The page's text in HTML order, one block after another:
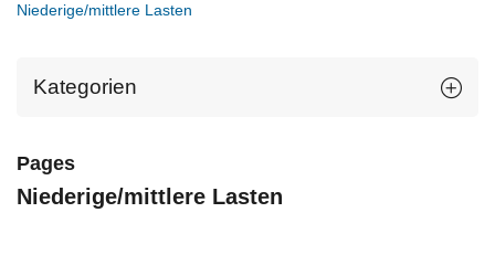
Niederige/mittlere Lasten
Kategorien
Pages
Niederige/mittlere Lasten